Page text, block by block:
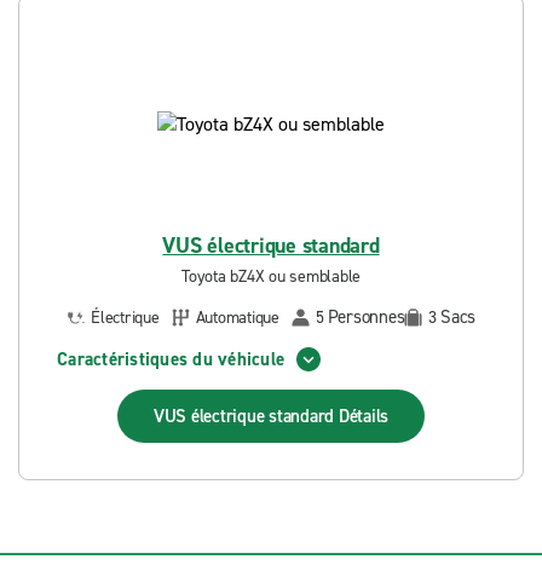
VUS électrique standard
Toyota bZ4X ou semblable
Électrique
Automatique 5 Personnes 3 Sacs
Caractéristiques du véhicule
VUS électrique standard Détails